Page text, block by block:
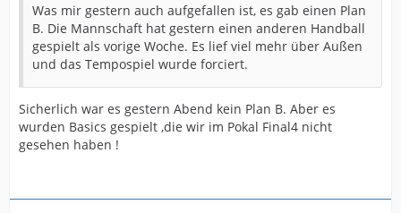
Was mir gestern auch aufgefallen ist, es gab einen Plan
B. Die Mannschaft hat gestern einen anderen Handball
gespielt als vorige Woche. Es lief viel mehr über Außen
und das Tempospiel wurde forciert.
Sicherlich war es gestern Abend kein Plan B. Aber es
wurden Basics gespielt ,die wir im Pokal Final4 nicht
gesehen haben !